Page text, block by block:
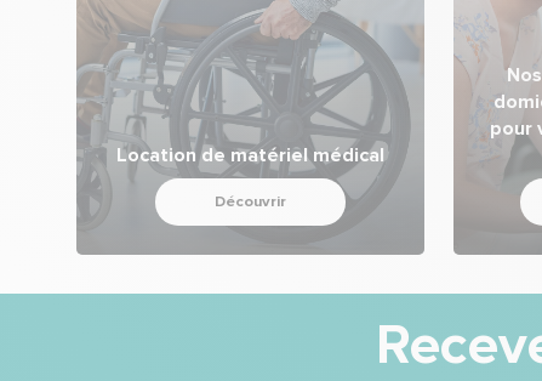
Location de matériel médical
Découvrir
pour